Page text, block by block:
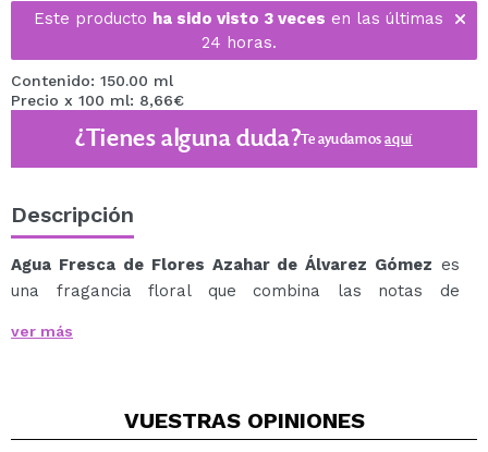
Este producto ha sido visto 3 veces en las últimas
24 horas.
Contenido: 150.00 ml
Precio x 100 ml: 8,66€
¿Tienes alguna duda?Te ayudamosaquí
Descripción
Agua Fresca de Flores Azahar de Álvarez Gómez es
una fragancia floral que combina las notas de
agradable.
primavera y el verano.
ver más
VUESTRAS OPINIONES